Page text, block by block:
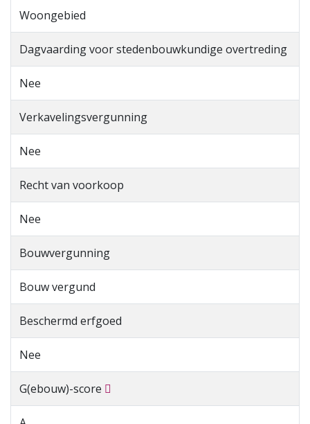
Woongebied
Dagvaarding voor stedenbouwkundige overtreding
Nee
Verkavelingsvergunning
Nee
Recht van voorkoop
Nee
Bouwvergunning
Bouw vergund
Beschermd erfgoed
Nee
G(ebouw)-score